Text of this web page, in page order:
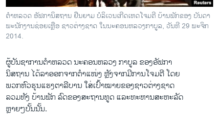
ພາສາອັງກິດ
ວີດີໂອ
ສຽງ
ລາຍການກະຈາຍສຽງ
ລາຍງານ
ຕິດຕາມພວກເຮົາ ທີ່
ພາສາຕ່າງໆ
ຕຳຫລວດ ອັຟການິສຖານ ຢືນຍາມ ບໍລິເວນເກີດເຫດໂຈມຕີ ບ້ານພັກຂອງ ບັນດາ
ພະນັກງານຊ່ອຍເຫຼືອ ຊາວຕ່າງຊາດ ໃນນະຄອນຫລວງກາບູລ, ວັນທີ 29 ພະຈິກ
2014.
ຜູ້​ບັນຊາ​ການຕຳຫລວດ ນະຄອນຫລວງ ກາ​ບູລ ຂອງອັຟກາ
​ນິສຖານ ​ໄດ້​ລາ​ອອກ​ຈາກ​ຕຳ​ແໜ່​ງ ຫຼັງຈາກມີ​ການ​ໂຈມ​ຕີ ໂດຍ​
ພວກຫົວ​ຮຸນ​ແຮງ​ຕາ​ລີ​ບານ ​ໃສ່​ເປົ້າໝາຍຂອງຊາວ​ຕ່າງ​ຊາດ
ລວມທັງ ບ້ານ​ພັກ ລົດຂອງສະຖານທູດ ​ແລະທະຫານ​ສະຫະລັດ
ຫຼາຍໆ​ບັ້ນ​ນັ້ນ.